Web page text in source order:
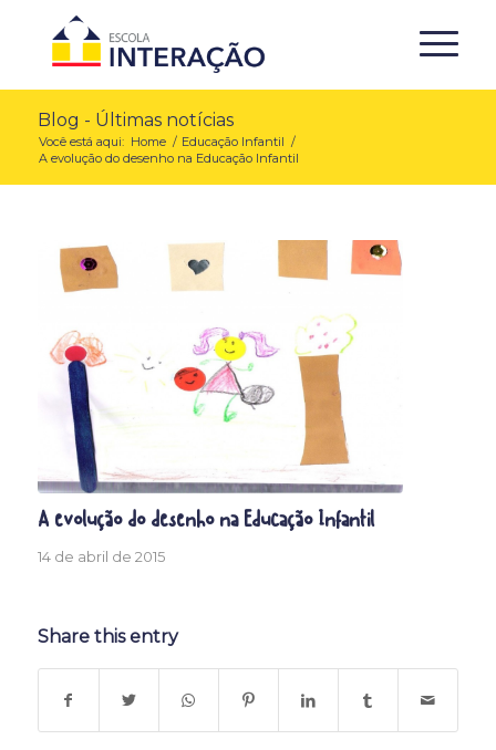
Blog - Últimas notícias
Você está aqui: Home / Educação Infantil /
A evolução do desenho na Educação Infantil
A evolução do desenho na Educação Infantil
14 de abril de 2015
Share this entry